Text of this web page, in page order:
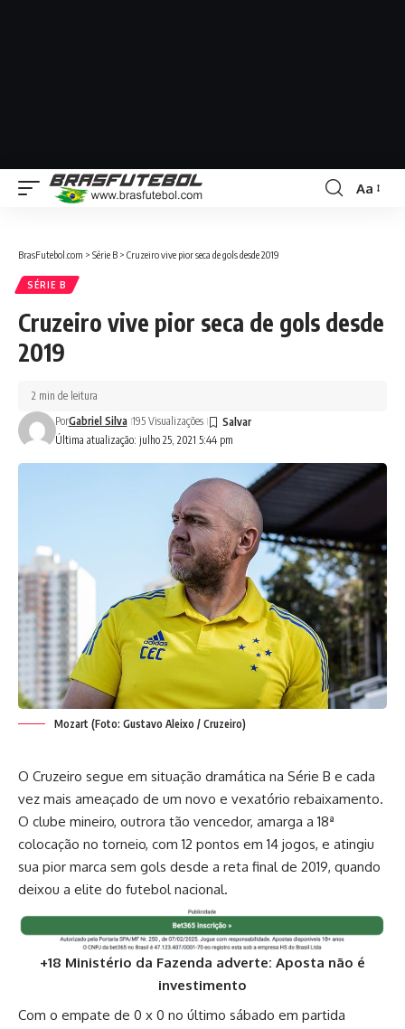
Aa
BrasFutebol.com > Série B > Cruzeiro vive pior seca de gols desde 2019
SÉRIE B
Cruzeiro vive pior seca de gols desde
2019
Última atualização: julho 25, 2021 5:44 pm
PorGabriel Silva 195 Visualizações
2 min de leitura
Mozart (Foto: Gustavo Aleixo / Cruzeiro)
O Cruzeiro segue em situação dramática na Série B e cada
vez mais ameaçado de um novo e vexatório rebaixamento.
O clube mineiro, outrora tão vencedor, amarga a 18ª
colocação no torneio, com 12 pontos em 14 jogos, e atingiu
sua pior marca sem gols desde a reta final de 2019, quando
deixou a elite do futebol nacional.
+18 Ministério da Fazenda adverte: Aposta não é
investimento
Com o empate de 0 x 0 no último sábado em partida